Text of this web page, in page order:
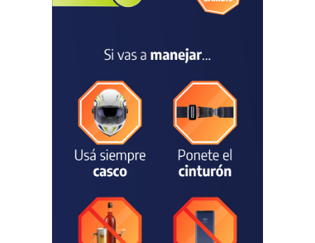
preocupación por la crisis
Chascomús incorporó una
estación
hidrometeorológica para
fortalecer el monitoreo y la
prevención ante eventos
climáticos
SEGURIDAD 31/07/2026
La Escuela Normal tendrá
calefacción para el reinicio
de las clases tras una obra